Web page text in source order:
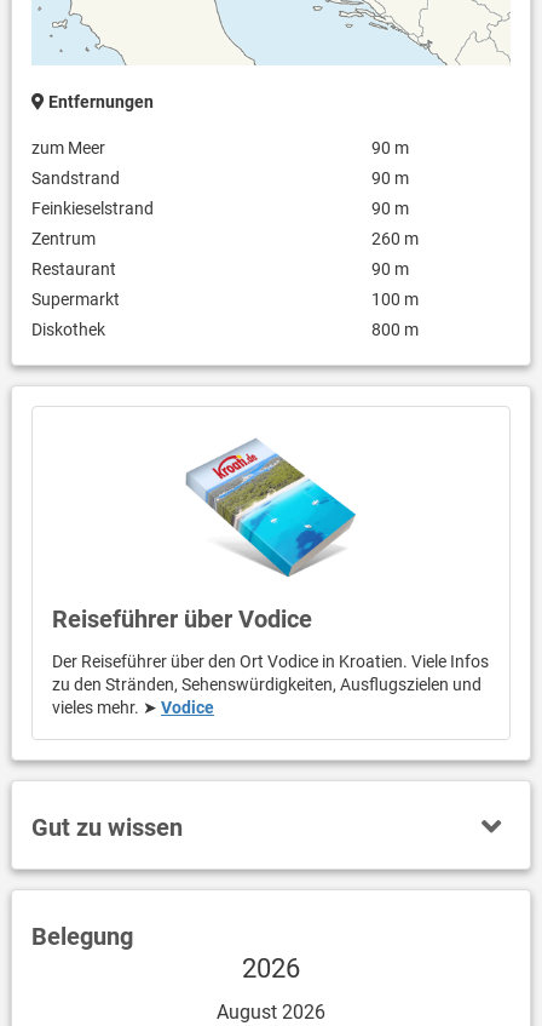
Entfernungen
zum Meer
90 m
Sandstrand
90 m
Feinkieselstrand
90 m
Zentrum
260 m
Restaurant
90 m
Supermarkt
100 m
Diskothek
800 m
Reiseführer über Vodice
Der Reiseführer über den Ort Vodice in Kroatien. Viele Infos
zu den Stränden, Sehenswürdigkeiten, Ausflugszielen und
vieles mehr. ➤ Vodice
Gut zu wissen
Belegung
2026
August 2026